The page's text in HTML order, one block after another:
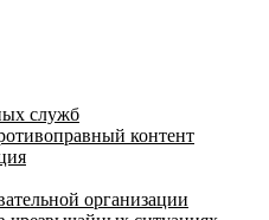
служб
контент
организации